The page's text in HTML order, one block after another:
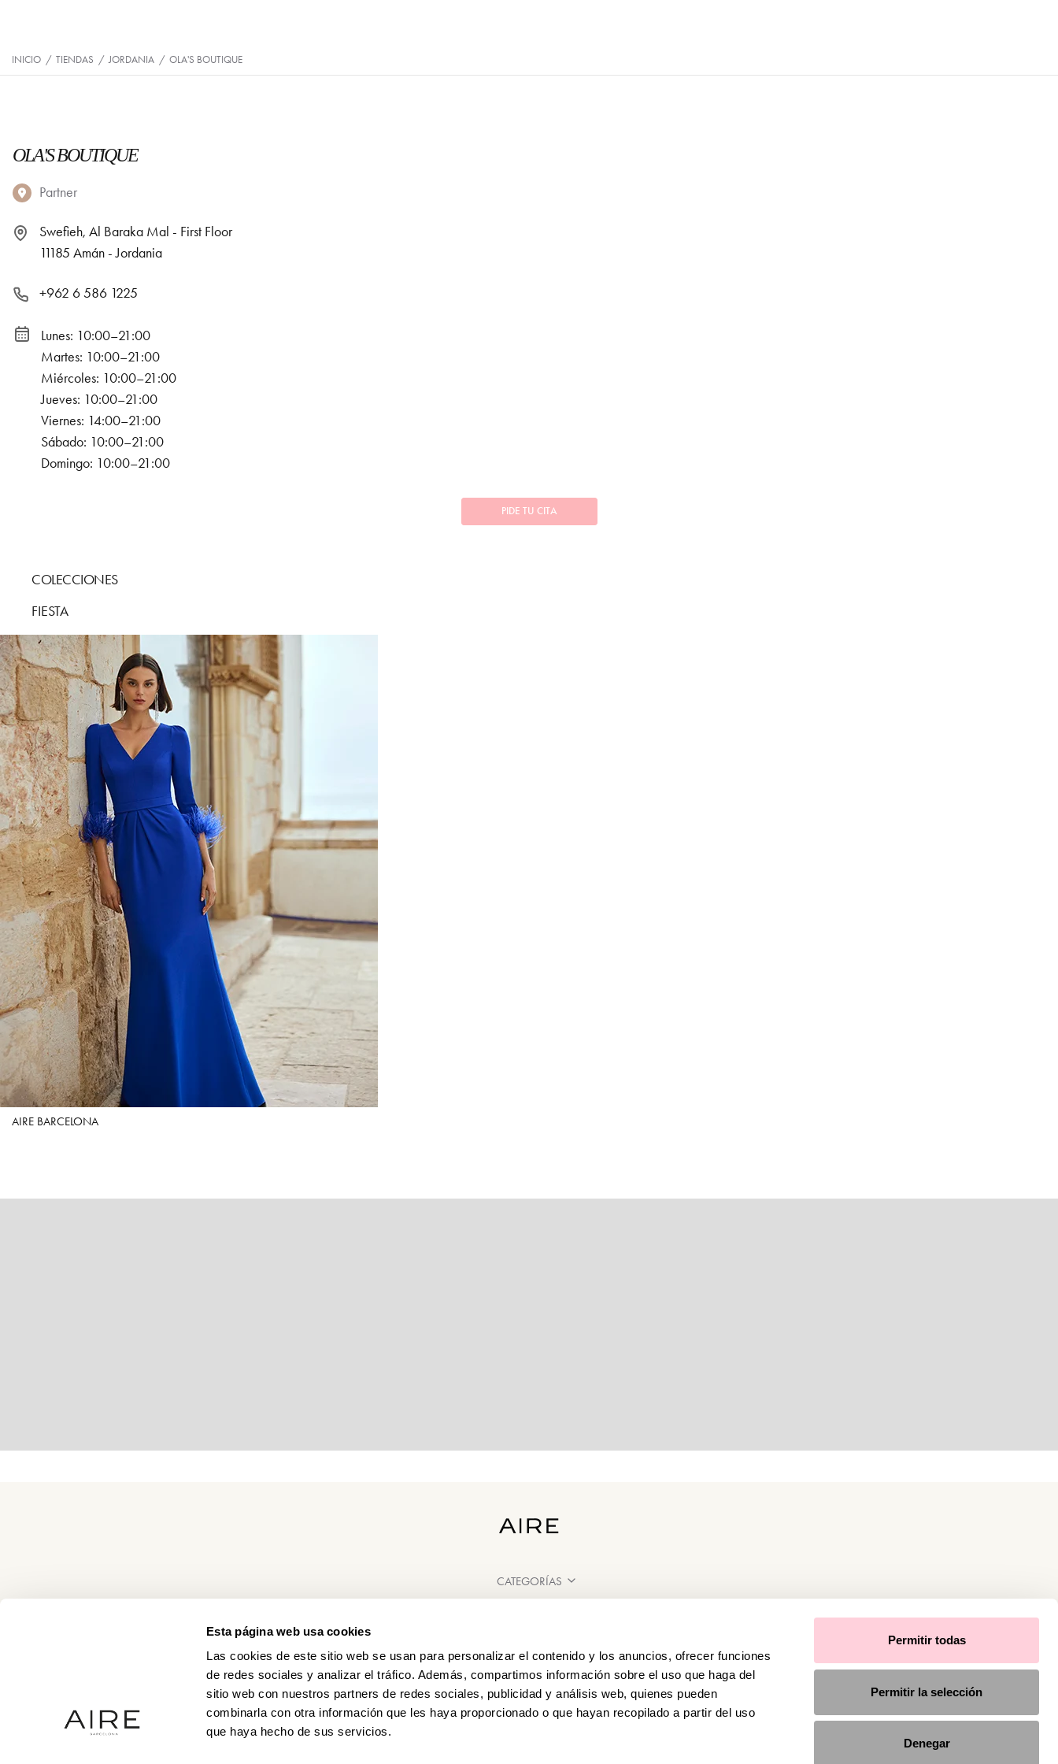
Esta página web usa cookies
Las cookies de este sitio web se usan para personalizar el contenido y los anuncios, ofrecer funciones
de redes sociales y analizar el tráfico. Además, compartimos información sobre el uso que haga del
sitio web con nuestros partners de redes sociales, publicidad y análisis web, quienes pueden
combinarla con otra información que les haya proporcionado o que hayan recopilado a partir del uso
que haya hecho de sus servicios.
Permitir todas
Permitir la selección
Denegar
INICIO / TIENDAS / JORDANIA / OLA'S BOUTIQUE
OLA'S BOUTIQUE
Partner
Swefieh, Al Baraka Mal - First Floor
11185 Amán - Jordania
+962 6 586 1225
Lunes: 10:00–21:00
Martes: 10:00–21:00
Miércoles: 10:00–21:00
Jueves: 10:00–21:00
Viernes: 14:00–21:00
Sábado: 10:00–21:00
Domingo: 10:00–21:00
PIDE TU CITA
COLECCIONES
FIESTA
AIRE BARCELONA
CATEGORÍAS
PUNTOS DE VENTA